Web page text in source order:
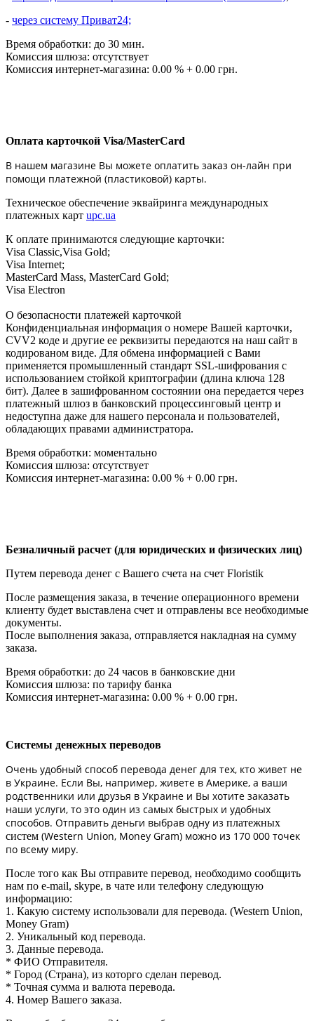
- через систему Приват24;
Время обработки: до 30 мин.
Комиссия шлюза: отсутствует
Комиссия интернет-магазина: 0.00 % + 0.00 грн.
Оплата карточкой Visa/MasterCard
В нашем магазине Вы можете оплатить заказ он-лайн при
помощи платежной (пластиковой) карты.
Техническое обеспечение эквайринга международных
платежных карт upc.ua
К оплате принимаются следующие карточки:
Visa Classic,Visa Gold;
Visa Internet;
MasterCard Mass, MasterCard Gold;
Visa Electron
О безопасности платежей карточкой
Конфиденциальная информация о номере Вашей карточки,
CVV2 коде и другие ее реквизиты передаются на наш сайт в
кодированом виде. Для обмена информацией с Вами
применяется промышленный стандарт SSL-шифрования с
использованием стойкой криптографии (длина ключа 128
бит). Далее в зашифрованном состоянии она передается через
платежный шлюз в банковский процессинговый центр и
недоступна даже для нашего персонала и пользователей,
обладающих правами администратора.
Время обработки: моментально
Комиссия шлюза: отсутствует
Комиссия интернет-магазина: 0.00 % + 0.00 грн.
Безналичный расчет (для юридических и физических лиц)
Путем перевода денег с Вашего счета на счет Floristik
После размещения заказа, в течение операционного времени
клиенту будет выставлена счет и отправлены все необходимые
документы.
После выполнения заказа, отправляется накладная на сумму
заказа.
Время обработки: до 24 часов в банковские дни
Комиссия шлюза: по тарифу банка
Комиссия интернет-магазина: 0.00 % + 0.00 грн.
Системы денежных переводов
Очень удобный способ перевода денег для тех, кто живет не
в Украине. Если Вы, например, живете в Америке, а ваши
родственники или друзья в Украине и Вы хотите заказать
наши услуги, то это один из самых быстрых и удобных
способов. Отправить деньги выбрав одну из платежных
систем (Western Union, Money Gram) можно из 170 000 точек
по всему миру.
После того как Вы отправите перевод, необходимо сообщить
нам по e-mail, skype, в чате или телефону следующую
информацию:
1. Какую систему использовали для перевода. (Western Union,
Money Gram)
2. Уникальный код перевода.
3. Данные перевода.
* ФИО Отправителя.
* Город (Страна), из которго сделан перевод.
* Точная сумма и валюта перевода.
4. Номер Вашего заказа.